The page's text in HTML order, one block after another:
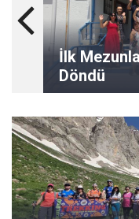
İlk
Döndü